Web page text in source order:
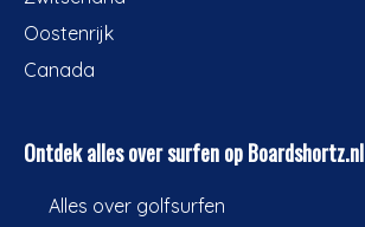
Oostenrijk
Canada
Ontdek alles over surfen op Boardshortz.nl
Alles over golfsurfen